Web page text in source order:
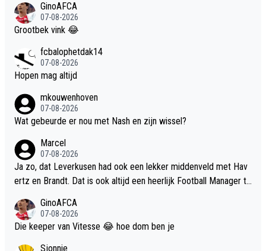
GinoAFCA
07-08-2026
Grootbek vink 😂
fcbalophetdak14
07-08-2026
Hopen mag altijd
mkouwenhoven
07-08-2026
Wat gebeurde er nou met Nash en zijn wissel?
Marcel
07-08-2026
Ja zo, dat Leverkusen had ook een lekker middenveld met Hav
ertz en Brandt. Dat is ook altijd een heerlijk Football Manager te
tz, leuke opvolger voor Brandt over 3 a 4 jaar😉
GinoAFCA
07-08-2026
Die keeper van Vitesse 😂 hoe dom ben je
Sjonnie